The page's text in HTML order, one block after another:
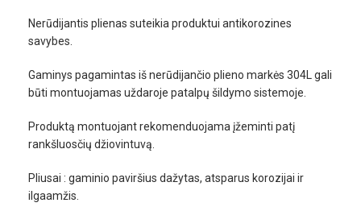
Nerūdijantis plienas suteikia produktui antikorozines
savybes.
Gaminys pagamintas iš nerūdijančio plieno markės 304L gali
būti montuojamas uždaroje patalpų šildymo sistemoje.
Produktą montuojant rekomenduojama įžeminti patį
rankšluosčių džiovintuvą.
Pliusai : gaminio paviršius dažytas, atsparus korozijai ir
ilgaamžis.